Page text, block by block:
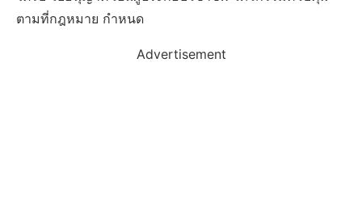
ตามที่กฎหมาย กําหนด
Advertisement